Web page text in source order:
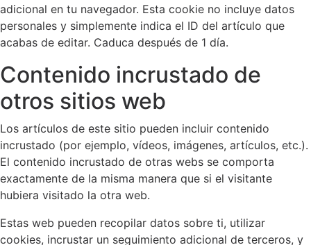
adicional en tu navegador. Esta cookie no incluye datos
personales y simplemente indica el ID del artículo que
acabas de editar. Caduca después de 1 día.
Contenido incrustado de
otros sitios web
Los artículos de este sitio pueden incluir contenido
incrustado (por ejemplo, vídeos, imágenes, artículos, etc.).
El contenido incrustado de otras webs se comporta
exactamente de la misma manera que si el visitante
hubiera visitado la otra web.
Estas web pueden recopilar datos sobre ti, utilizar
cookies, incrustar un seguimiento adicional de terceros, y